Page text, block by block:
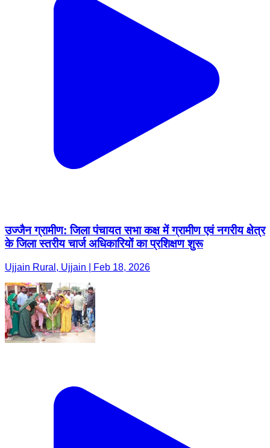
उज्जैन ग्रामीण: जिला पंचायत सभा कक्ष में ग्रामीण एवं नगरीय क्षेत्र
के जिला स्तरीय चार्ज अधिकारियों का प्रशिक्षण शुरू
Ujjain Rural, Ujjain | Feb 18, 2026